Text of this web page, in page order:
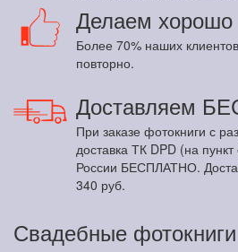
Делаем хорошо
Более 70% наших
повторно.
Доставляем
При заказе фотокниги с
доставка ТК DPD (на
России БЕСПЛАТНО.
340 руб.
Свадебные фотокниги